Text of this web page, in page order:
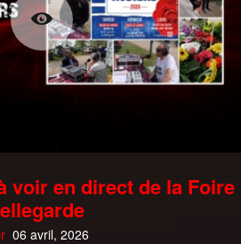
voir en direct de la Foire
06 avril, 2026